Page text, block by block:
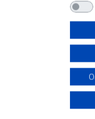
Una
sobreesfuerzo
de quien esté a
su creatividad
alejándose de
Use limited data
Create profiles
Use profiles to